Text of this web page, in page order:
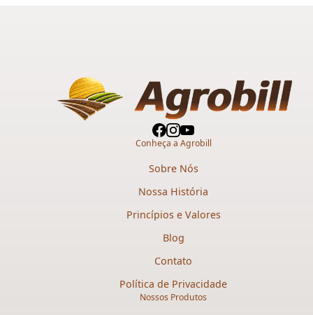
Conheça a Agrobill
Sobre Nós
Nossa História
Princípios e Valores
Blog
Contato
Política de Privacidade
Nossos Produtos